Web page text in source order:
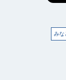
みな